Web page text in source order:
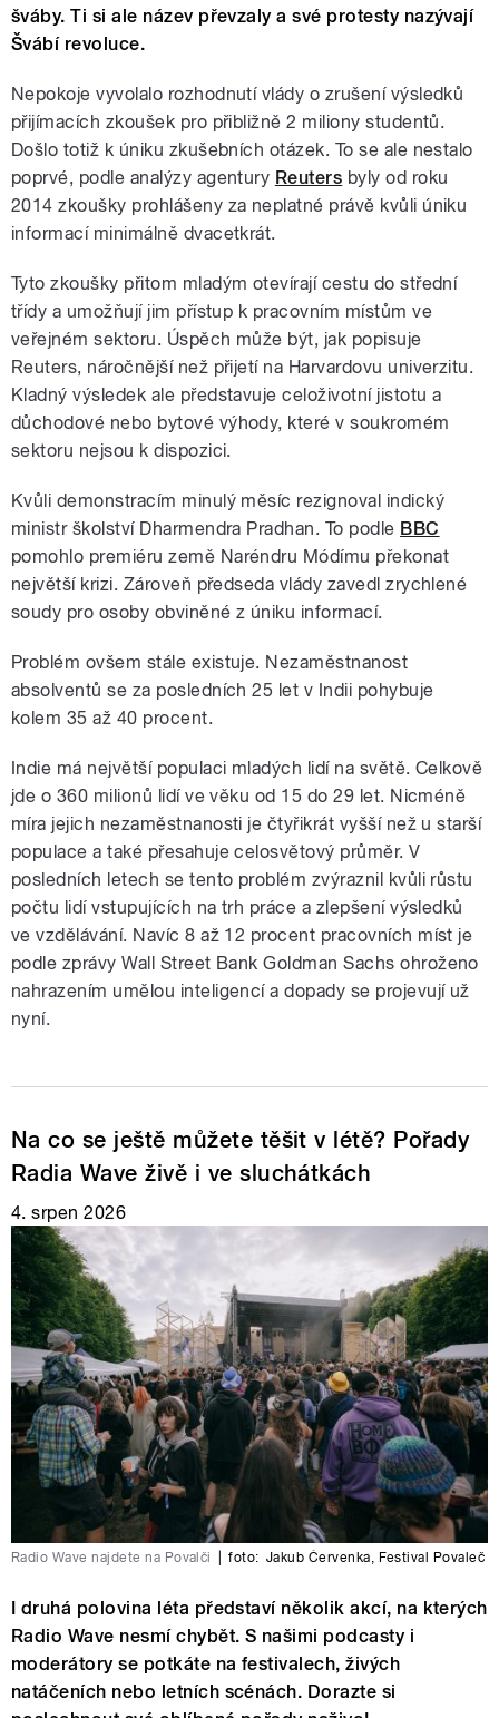
šváby. Ti si ale název převzaly a své protesty nazývají
Švábí revoluce.
Nepokoje vyvolalo rozhodnutí vlády o zrušení výsledků
přijímacích zkoušek pro přibližně 2 miliony studentů.
Došlo totiž k úniku zkušebních otázek. To se ale nestalo
poprvé, podle analýzy agentury Reuters byly od roku
2014 zkoušky prohlášeny za neplatné právě kvůli úniku
informací minimálně dvacetkrát.
Tyto zkoušky přitom mladým otevírají cestu do střední
třídy a umožňují jim přístup k pracovním místům ve
veřejném sektoru. Úspěch může být, jak popisuje
Reuters, náročnější než přijetí na Harvardovu univerzitu.
Kladný výsledek ale představuje celoživotní jistotu a
důchodové nebo bytové výhody, které v soukromém
sektoru nejsou k dispozici.
Kvůli demonstracím minulý měsíc rezignoval indický
ministr školství Dharmendra Pradhan. To podle BBC
pomohlo premiéru země Naréndru Módímu překonat
největší krizi. Zároveň předseda vlády zavedl zrychlené
soudy pro osoby obviněné z úniku informací.
Problém ovšem stále existuje. Nezaměstnanost
absolventů se za posledních 25 let v Indii pohybuje
kolem 35 až 40 procent.
Indie má největší populaci mladých lidí na světě. Celkově
jde o 360 milionů lidí ve věku od 15 do 29 let. Nicméně
míra jejich nezaměstnanosti je čtyřikrát vyšší než u starší
populace a také přesahuje celosvětový průměr. V
posledních letech se tento problém zvýraznil kvůli růstu
počtu lidí vstupujících na trh práce a zlepšení výsledků
ve vzdělávání. Navíc 8 až 12 procent pracovních míst je
podle zprávy Wall Street Bank Goldman Sachs ohroženo
nahrazením umělou inteligencí a dopady se projevují už
nyní.
Na co se ještě můžete těšit v létě? Pořady
Radia Wave živě i ve sluchátkách
4. srpen 2026
Radio Wave najdete na Povalči foto: Jakub Červenka, Festival Povaleč
I druhá polovina léta představí několik akcí, na kterých
Radio Wave nesmí chybět. S našimi podcasty i
moderátory se potkáte na festivalech, živých
natáčeních nebo letních scénách. Dorazte si